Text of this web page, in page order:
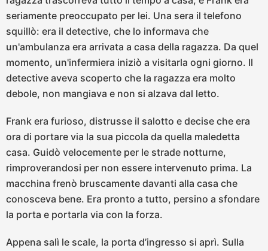
seriamente preoccupato per lei. Una sera il telefono
squillò: era il detective, che lo informava che
un'ambulanza era arrivata a casa della ragazza. Da quel
momento, un'infermiera iniziò a visitarla ogni giorno. Il
detective aveva scoperto che la ragazza era molto
debole, non mangiava e non si alzava dal letto.
Frank era furioso, distrusse il salotto e decise che era
ora di portare via la sua piccola da quella maledetta
casa. Guidò velocemente per le strade notturne,
rimproverandosi per non essere intervenuto prima. La
macchina frenò bruscamente davanti alla casa che
conosceva bene. Era pronto a tutto, persino a sfondare
la porta e portarla via con la forza.
Appena salì le scale, la porta d’ingresso si aprì. Sulla